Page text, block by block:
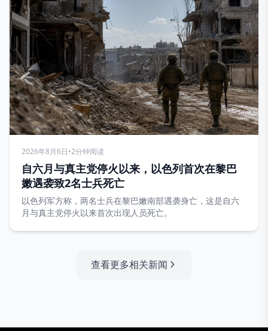
2026年8月6日•2分钟阅读
自六月与真主党停火以来，以色列首次在黎巴
嫩遇袭致2名士兵死亡
以色列军方称，两名士兵在黎巴嫩南部遇袭身亡，这是自六
月与真主党停火以来首次出现人员死亡。
查看更多相关新闻